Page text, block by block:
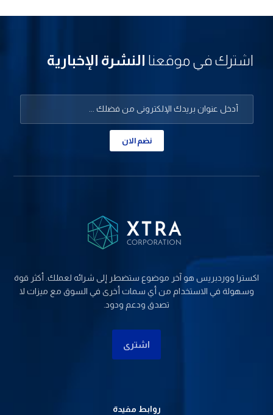
اشترك في موقعنا النشرة الإخبارية
نضم الان
اکسترا ووردبریس هو آخر موضوع ستضطر إلى شرائه لعملك. أكثر قوة
وسهولة في الاستخدام من أي سمات أخرى في السوق مع ميزات لا
تصدق ودعم ودود.
اشتری
روابط مفيدة